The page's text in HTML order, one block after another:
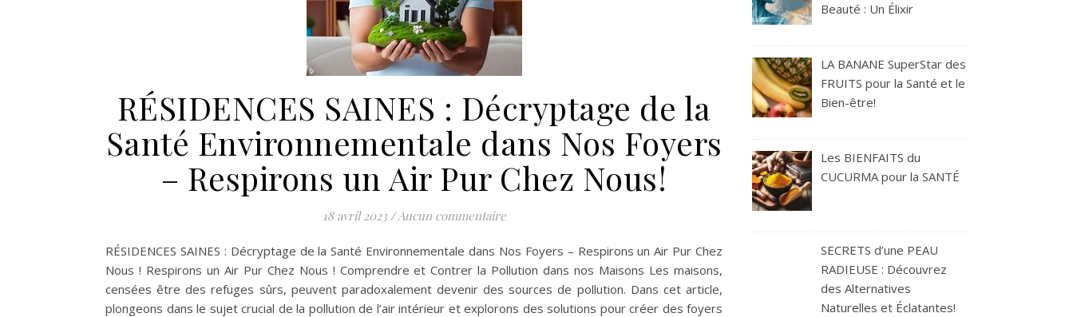
RÉSIDENCES SAINES : Décryptage de la
Santé Environnementale dans Nos Foyers
– Respirons un Air Pur Chez Nous!
18 avril 2023 /Aucun commentaire
RÉSIDENCES SAINES : Décryptage de la Santé Environnementale dans Nos Foyers – Respirons un Air Pur Chez
Nous ! Respirons un Air Pur Chez Nous ! Comprendre et Contrer la Pollution dans nos Maisons Les maisons,
censées être des refuges sûrs, peuvent paradoxalement devenir des sources de pollution. Dans cet article,
plongeons dans le sujet crucial de la pollution de l’air intérieur et explorons des solutions pour créer des foyers
Beauté : Un Élixir
LA BANANE SuperStar des
FRUITS pour la Santé et le
Bien-être!
Les BIENFAITS du
CUCURMA pour la SANTÉ
SECRETS d’une PEAU
RADIEUSE : Découvrez
des Alternatives
Naturelles et Éclatantes!